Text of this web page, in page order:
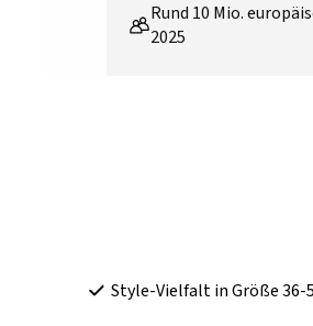
Rund 10 Mio.
2025
Style-Vielfalt in Größe 36-